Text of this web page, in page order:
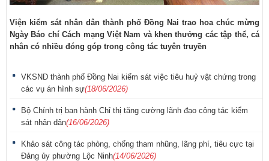
Viện kiểm sát nhân dân thành phố Đồng Nai trao hoa chúc mừng
Ngày Báo chí Cách mạng Việt Nam và khen thưởng các tập thể, cá
nhân có nhiều đóng góp trong công tác tuyên truyền
VKSND thành phố Đồng Nai kiểm sát việc tiêu huỷ vật chứng trong
các vụ án hình sự(18/06/2026)
Bộ Chính trị ban hành Chỉ thị tăng cường lãnh đạo công tác kiểm
sát nhân dân(16/06/2026)
Khảo sát công tác phòng, chống tham nhũng, lãng phí, tiêu cực tại
Đảng ủy phường Lộc Ninh(14/06/2026)